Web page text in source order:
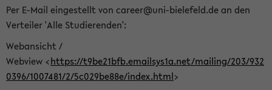
Per E-Mail eingestellt von career@uni-bielefeld.de an den
Verteiler 'Alle Studierenden':
Webansicht /
Webview <https://t9be21bfb.emailsys1a.net/mailing/203/932
0396/1007481/2/5c029be88e/index.html>